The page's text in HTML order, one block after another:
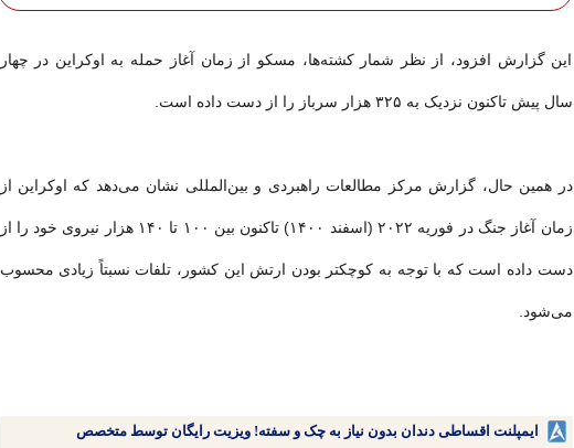
این گزارش افزود، از نظر شمار کشته‌ها، مسکو از زمان آغاز حمله به اوکراین در چهار
سال پیش تاکنون نزدیک به ۳۲۵ هزار سرباز را از دست داده است.
در همین حال، گزارش مرکز مطالعات راهبردی و بین‌المللی نشان می‌دهد که اوکراین از
زمان آغاز جنگ در فوریه ۲۰۲۲ (اسفند ۱۴۰۰) تاکنون بین ۱۰۰ تا ۱۴۰ هزار نیروی خود را از
دست داده است که با توجه به کوچکتر بودن ارتش این کشور، تلفات نسبتاً زیادی محسوب
می‌شود.
ایمپلنت اقساطی دندان بدون نیاز به چک و سفته! ویزیت رایگان توسط متخصص